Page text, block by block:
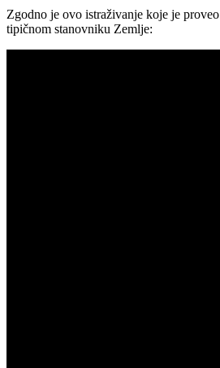
Zgodno je ovo istraživanje koje je proveo
tipičnom stanovniku Zemlje: